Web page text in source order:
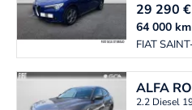
29 290€
FIAT
64 000km
ALFA
2.2 Diesel